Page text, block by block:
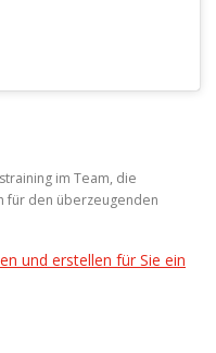
im Team, die
für den überzeugenden
und erstellen für Sie ein